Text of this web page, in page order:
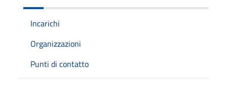
Incarichi
Organizzazioni
Punti di contatto